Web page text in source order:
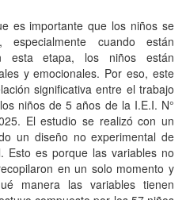
es importante que los niños se
cuando están
esta etapa, los niños están
y emocionales. Por eso, este
significativa entre el trabajo
niños de 5 años de la I.E.I. N°
El estudio se realizó con un
un diseño no experimental de
Esto es porque las variables no
en un solo momento y
manera las variables tienen